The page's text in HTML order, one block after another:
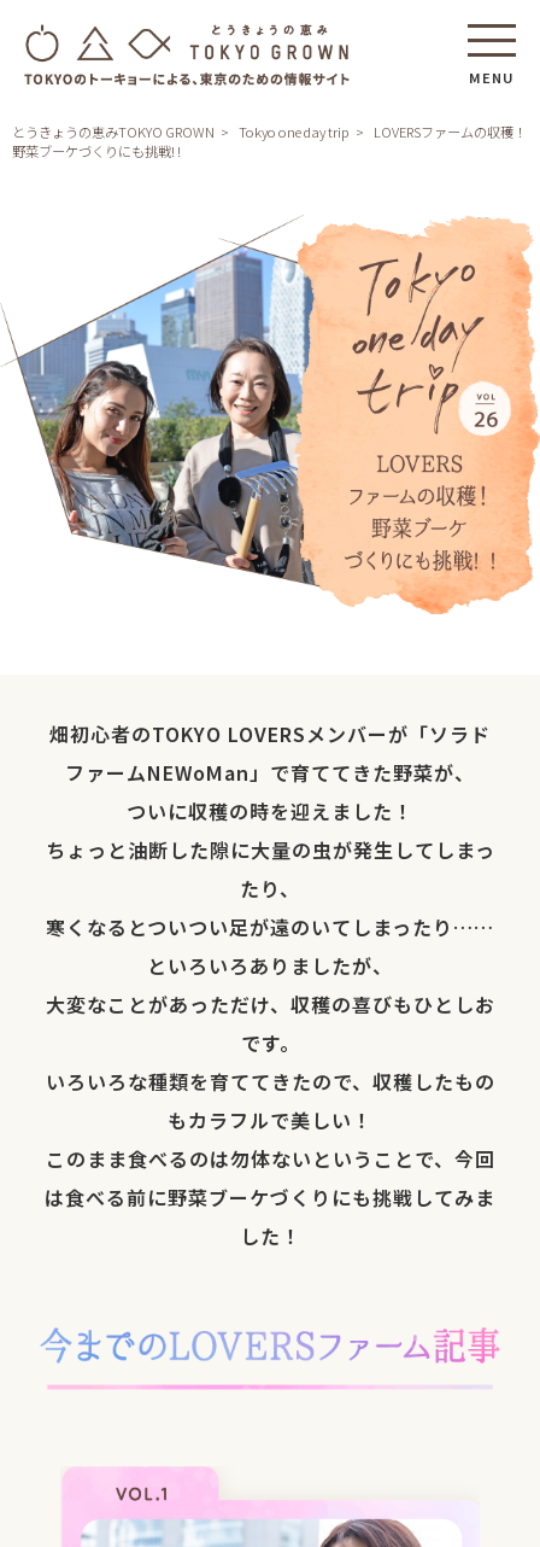
MENU
とうきょうの恵みTOKYO GROWN Tokyo one day trip
LOVERSファームの収穫！
野菜ブーケづくりにも挑戦! !
畑初心者のTOKYO LOVERSメンバーが「ソラド
ファームNEWoMan」で育ててきた野菜が、
ついに収穫の時を迎えました！
ちょっと油断した隙に大量の虫が発生してしまっ
たり、
寒くなるとついつい足が遠のいてしまったり……
といろいろありましたが、
大変なことがあっただけ、収穫の喜びもひとしお
です。
いろいろな種類を育ててきたので、収穫したもの
もカラフルで美しい！
このまま食べるのは勿体ないということで、今回
は食べる前に野菜ブーケづくりにも挑戦してみま
した！